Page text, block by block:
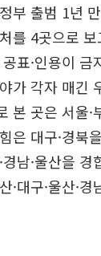
부 출범 1년
를 4곳으로
표·인용이
가 각자 매긴
본 곳은 서울·
은 대구·경북
경남·울산을
·대구·울산·